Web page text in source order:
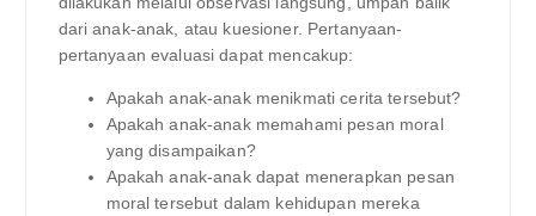
dari anak-anak, atau kuesioner. Pertanyaan-
pertanyaan evaluasi dapat mencakup:
Apakah anak-anak menikmati cerita tersebut?
Apakah anak-anak memahami pesan moral
yang disampaikan?
Apakah anak-anak dapat menerapkan pesan
moral tersebut dalam kehidupan mereka